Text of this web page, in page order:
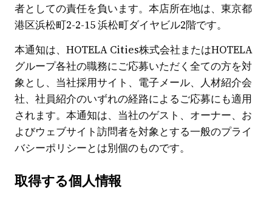
者としての責任を負います。本店所在地は、東京都
港区浜松町2-2-15 浜松町ダイヤビル2階です。
本通知は、HOTELA Cities株式会社またはHOTELA
グループ各社の職務にご応募いただく全ての方を対
象とし、当社採用サイト、電子メール、人材紹介会
社、社員紹介のいずれの経路によるご応募にも適用
されます。本通知は、当社のゲスト、オーナー、お
よびウェブサイト訪問者を対象とする一般のプライ
バシーポリシーとは別個のものです。
取得する個人情報